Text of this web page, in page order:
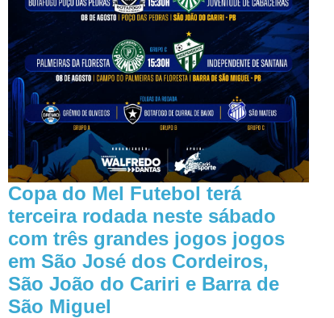
Copa do Mel Futebol terá
terceira rodada neste sábado
com três grandes jogos jogos
em São José dos Cordeiros,
São João do Cariri e Barra de
São Miguel